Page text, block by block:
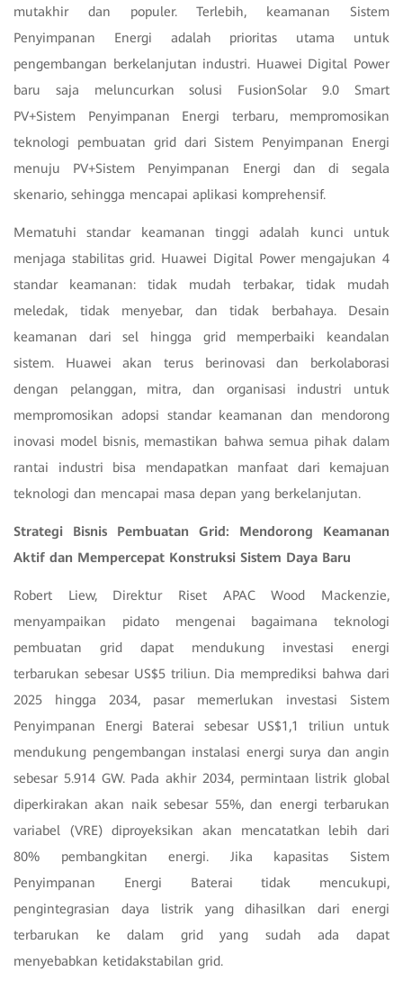
mutakhir dan populer. Terlebih, keamanan Sistem
Penyimpanan Energi adalah prioritas utama untuk
pengembangan berkelanjutan industri. Huawei Digital Power
baru saja meluncurkan solusi FusionSolar 9.0 Smart
PV+Sistem Penyimpanan Energi terbaru, mempromosikan
teknologi pembuatan grid dari Sistem Penyimpanan Energi
menuju PV+Sistem Penyimpanan Energi dan di segala
skenario, sehingga mencapai aplikasi komprehensif.
Mematuhi standar keamanan tinggi adalah kunci untuk
menjaga stabilitas grid. Huawei Digital Power mengajukan 4
standar keamanan: tidak mudah terbakar, tidak mudah
meledak, tidak menyebar, dan tidak berbahaya. Desain
keamanan dari sel hingga grid memperbaiki keandalan
sistem. Huawei akan terus berinovasi dan berkolaborasi
dengan pelanggan, mitra, dan organisasi industri untuk
mempromosikan adopsi standar keamanan dan mendorong
inovasi model bisnis, memastikan bahwa semua pihak dalam
rantai industri bisa mendapatkan manfaat dari kemajuan
teknologi dan mencapai masa depan yang berkelanjutan.
Strategi Bisnis Pembuatan Grid: Mendorong Keamanan
Aktif dan Mempercepat Konstruksi Sistem Daya Baru
Robert Liew, Direktur Riset APAC Wood Mackenzie,
menyampaikan pidato mengenai bagaimana teknologi
pembuatan grid dapat mendukung investasi energi
terbarukan sebesar US$5 triliun. Dia memprediksi bahwa dari
2025 hingga 2034, pasar memerlukan investasi Sistem
Penyimpanan Energi Baterai sebesar US$1,1 triliun untuk
mendukung pengembangan instalasi energi surya dan angin
sebesar 5.914 GW. Pada akhir 2034, permintaan listrik global
diperkirakan akan naik sebesar 55%, dan energi terbarukan
variabel (VRE) diproyeksikan akan mencatatkan lebih dari
80% pembangkitan energi. Jika kapasitas Sistem
Penyimpanan Energi Baterai tidak mencukupi,
pengintegrasian daya listrik yang dihasilkan dari energi
terbarukan ke dalam grid yang sudah ada dapat
menyebabkan ketidakstabilan grid.